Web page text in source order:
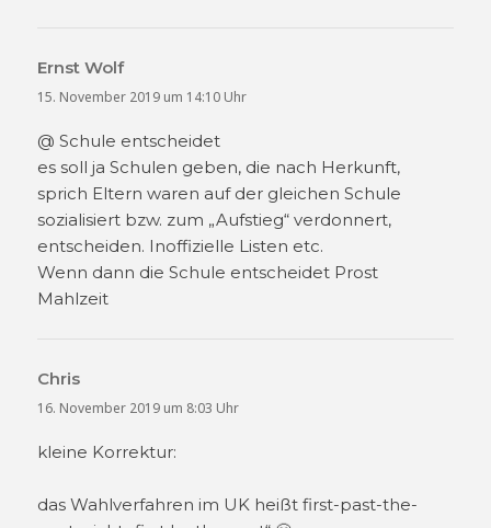
Ernst Wolfsagt:
15. November 2019 um 14:10 Uhr
@ Schule entscheidet
es soll ja Schulen geben, die nach Herkunft,
sprich Eltern waren auf der gleichen Schule
sozialisiert bzw. zum „Aufstieg“ verdonnert,
entscheiden. Inoffizielle Listen etc.
Wenn dann die Schule entscheidet Prost
Mahlzeit
Chris
16. November 2019 um 8:03 Uhr
kleine Korrektur:
das Wahlverfahren im UK heißt first-past-the-